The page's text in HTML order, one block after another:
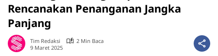
Rencanakan Penanganan Jangka
Panjang
Tim Redaksi
2 Min Baca
9 Maret 2025